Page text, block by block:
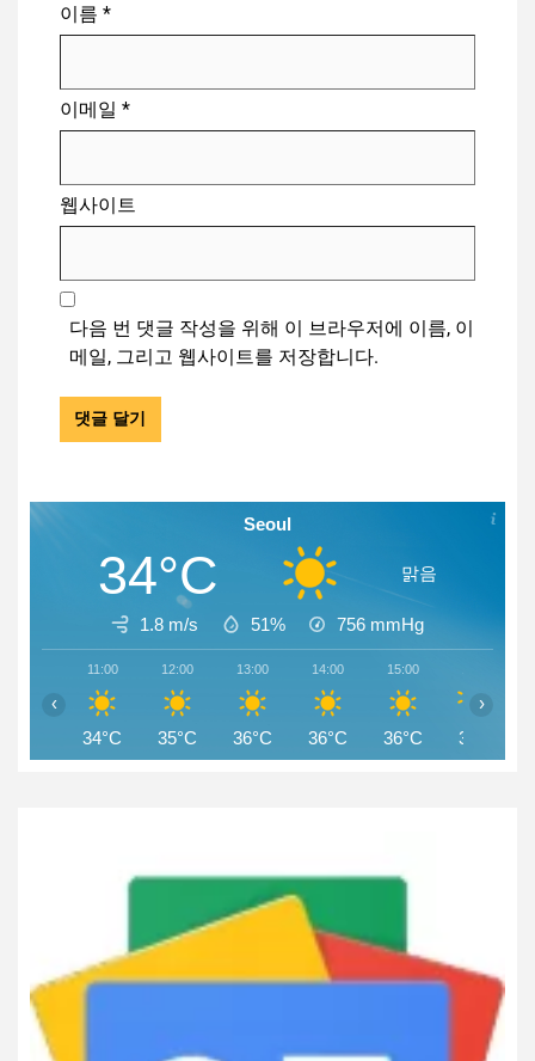
이름 *
이메일 *
웹사이트
다음 번 댓글 작성을 위해 이 브라우저에 이름, 이
메일, 그리고 웹사이트를 저장합니다.
Seoul
34°C 맑음
1.8 m/s 51% 756 mmHg
11:00
34°C
12:00
35°C
13:00
36°C
14:00
36°C
15:00
36°C 36°C
‹ ›